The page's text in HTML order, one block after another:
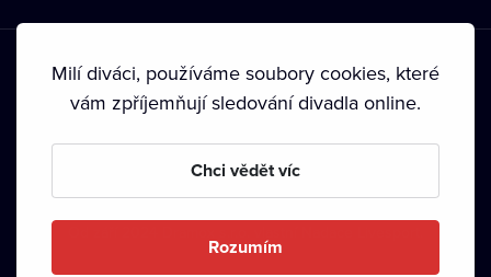
Podmínky používání • Ochrana soukromí • Zásady používání
• Autorská práva•
Milí diváci, používáme soubory cookies, které
vám zpříjemňují sledování divadla online.
Chci vědět víc
Rozumím